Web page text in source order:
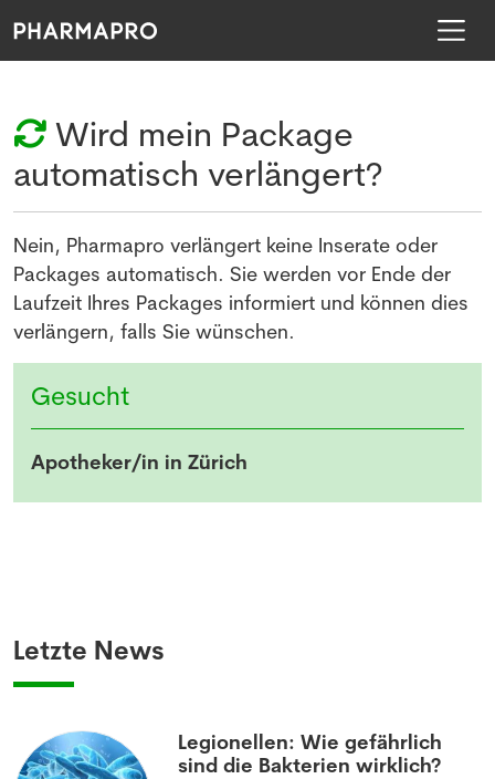
Wird mein Package
automatisch verlängert?
Nein, Pharmapro verlängert keine Inserate oder
Packages automatisch. Sie werden vor Ende der
Laufzeit Ihres Packages informiert und können dies
verlängern, falls Sie wünschen.
Gesucht
Apotheker/in in Zürich
Letzte News
Legionellen: Wie gefährlich
sind die Bakterien wirklich?